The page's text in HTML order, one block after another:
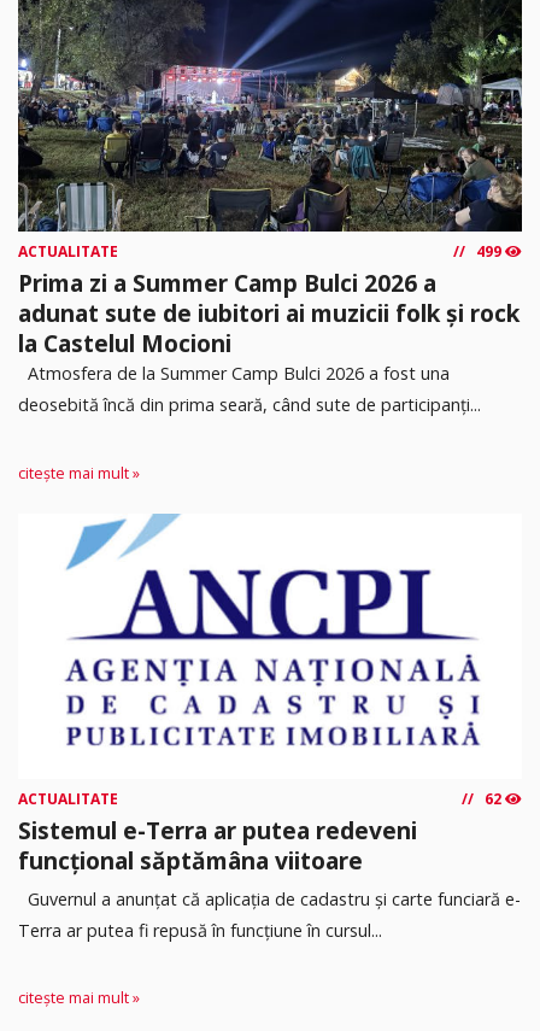
ACTUALITATE 499
Prima zi a Summer Camp Bulci 2026 a
adunat sute de iubitori ai muzicii folk și rock
la Castelul Mocioni
Atmosfera de la Summer Camp Bulci 2026 a fost una
deosebită încă din prima seară, când sute de participanți...
citește mai mult »
ACTUALITATE 62
Sistemul e-Terra ar putea redeveni
funcțional săptămâna viitoare
Guvernul a anunțat că aplicația de cadastru și carte funciară e-
Terra ar putea fi repusă în funcțiune în cursul...
citește mai mult »